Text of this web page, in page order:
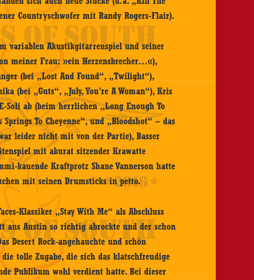
Countryschwofer mit Randy Rogers-Flair).
variablen Akustikgitarrenspiel und seiner
meiner Frau: »ein Herzensbrecher…«),
(bei „Lost And Found“, „Twilight“),
(bei „Guts“, „July, You’re A Woman“), Kris
Soli ab (beim herrlichen „Long Enough To
To Cheyenne“, und „Bloodshot“ – das
leider nicht mit von der Partie), Basser
mit akurat sitzender Krawatte
kauende Kraftprotz Shane Vannerson hatte
mit seinen Drumsticks in petto.
Klassiker „Stay With Me“ als Abschluss
aus Austin so richtig abrockte und der schon
Desert Rock-angehauchte und schön
tolle Zugabe, die sich das klatschfreudige
Publikum wohl verdient hatte. Bei dieser